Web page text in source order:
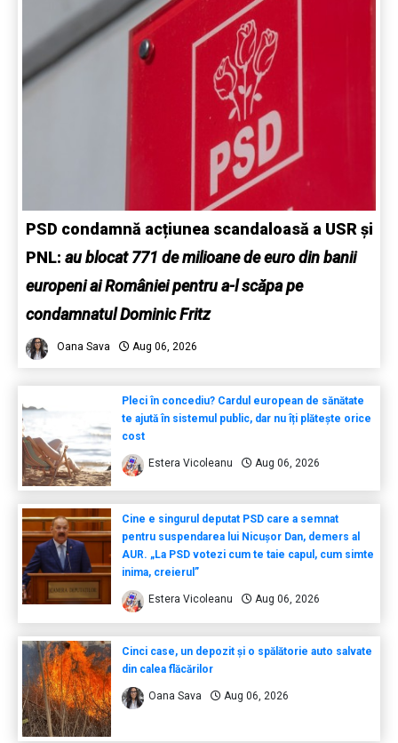
PSD condamnă acțiunea scandaloasă a USR și
PNL: au blocat 771 de milioane de euro din banii
europeni ai României pentru a-l scăpa pe
condamnatul Dominic Fritz
Oana Sava Aug 06, 2026
Pleci în concediu? Cardul european de sănătate
te ajută în sistemul public, dar nu îți plătește orice
cost
Estera Vicoleanu Aug 06, 2026
Cine e singurul deputat PSD care a semnat
pentru suspendarea lui Nicușor Dan, demers al
AUR. „La PSD votezi cum te taie capul, cum simte
inima, creierul”
Estera Vicoleanu Aug 06, 2026
Cinci case, un depozit și o spălătorie auto salvate
din calea flăcărilor
Oana Sava Aug 06, 2026